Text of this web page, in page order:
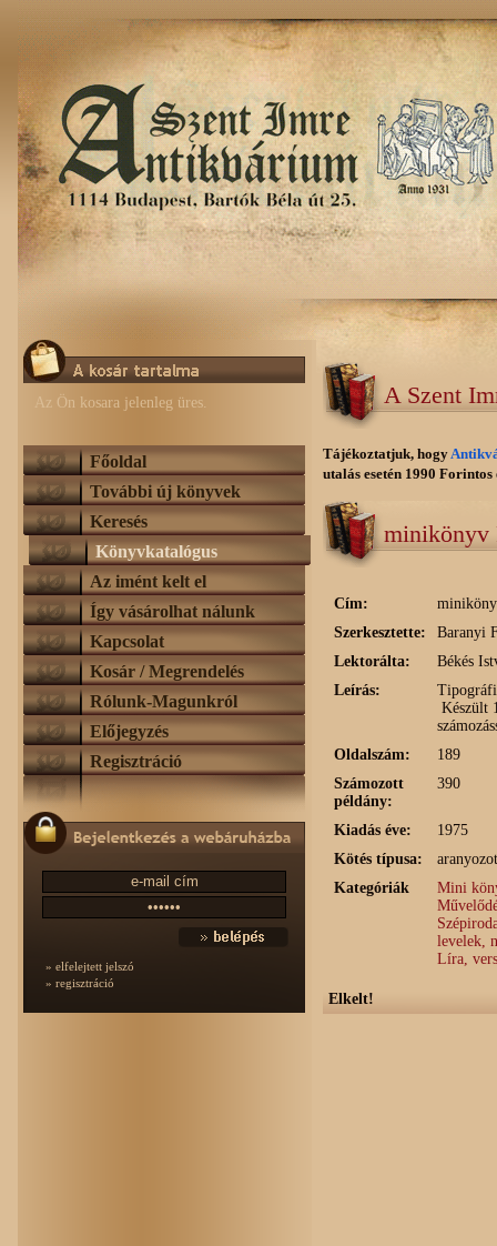
Az Ön kosara jelenleg üres.
Főoldal
További új könyvek
Keresés
Könyvkatalógus
Az imént kelt el
Így vásárolhat nálunk
Kapcsolat
Kosár / Megrendelés
Rólunk-Magunkról
Előjegyzés
Regisztráció
» elfelejtett jelszó
» regisztráció
A Szent
Tájékoztatjuk, hogy
utalás esetén 1990
minikönyv
Cím:
Szerkesztette:
Baranyi
Lektorálta:
Békés
Leírás:
Készült
Oldalszám:
189
Számozott
példány:
390
Kiadás éve:
1975
Kötés típusa:
Kategóriák
Mini
levelek,
Líra,
Elkelt!